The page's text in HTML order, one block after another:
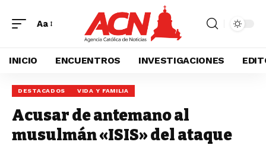
Aa
INICIO ENCUENTROS INVESTIGACIONES
DESTACADOS VIDA Y FAMILIA
Acusar de antemano al
musulmán «ISIS» del ataque